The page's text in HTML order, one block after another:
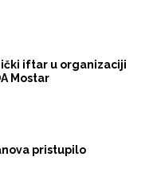
iftar u organizaciji
Mostar
pristupilo